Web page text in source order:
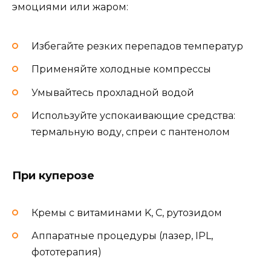
эмоциями или жаром:
Избегайте резких перепадов температур
Применяйте холодные компрессы
Умывайтесь прохладной водой
Используйте успокаивающие средства:
термальную воду, спреи с пантенолом
При куперозе
Кремы с витаминами K, C, рутозидом
Аппаратные процедуры (лазер, IPL,
фототерапия)